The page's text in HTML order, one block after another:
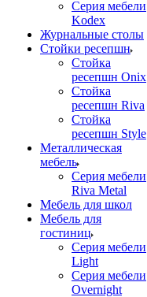
Серия мебели
Kodex
Журнальные столы
Стойки ресепшн
Стойка
ресепшн Onix
Стойка
ресепшн Riva
Стойка
ресепшн Style
Металлическая
мебель
Серия мебели
Riva Metal
Мебель для школ
Мебель для
гостиниц
Серия мебели
Light
Серия мебели
Overnight